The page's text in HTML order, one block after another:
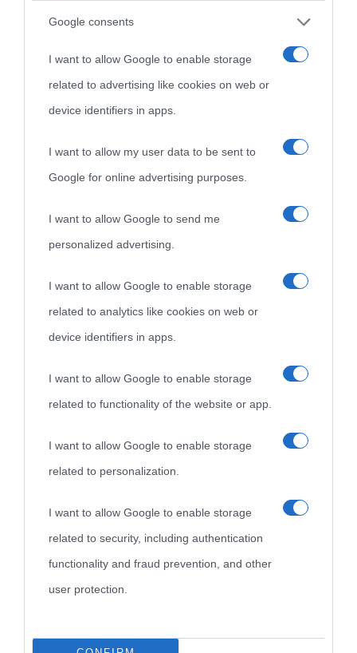
Google consents
I want to allow Google to enable storage
related to advertising like cookies on web or
device identifiers in apps.
I want to allow my user data to be sent to
Google for online advertising purposes.
I want to allow Google to send me
personalized advertising.
I want to allow Google to enable storage
related to analytics like cookies on web or
device identifiers in apps.
I want to allow Google to enable storage
related to functionality of the website or app.
I want to allow Google to enable storage
related to personalization.
I want to allow Google to enable storage
related to security, including authentication
functionality and fraud prevention, and other
user protection.
Cultura
Cultura è un blog del sito Biografieonline © 2012-2025 •
come Affiliato Amazon il sito ricava commissioni sugli acquisti
nell'avversa.» (Aristotele -Frasi sulla cultura)
Biografie di
Biografie più
visitate
Indice dei nomi
Categorie
Ricorrenze
Onomastico
Film biografici
Aforismi
Mappa del sito
Privacy policy
Pubblicità
Contatti